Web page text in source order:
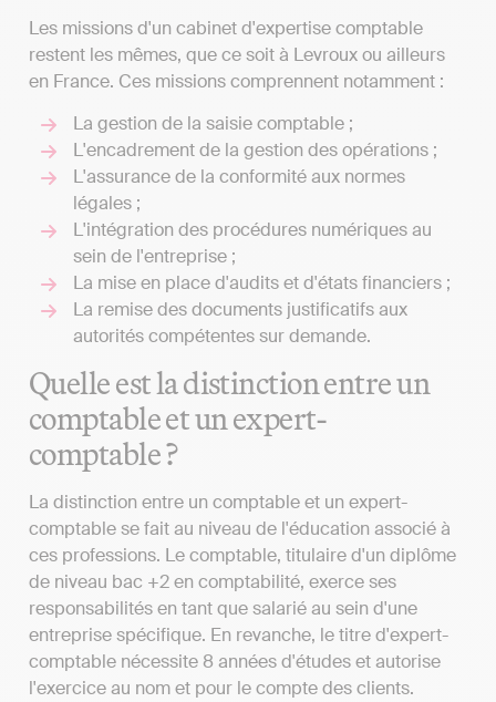
Les missions d'un cabinet d'expertise comptable
restent les mêmes, que ce soit à Levroux ou ailleurs
en France. Ces missions comprennent notamment :
La gestion de la saisie comptable ;
L'encadrement de la gestion des opérations ;
L'assurance de la conformité aux normes
légales ;
L'intégration des procédures numériques au
sein de l'entreprise ;
La mise en place d'audits et d'états financiers ;
La remise des documents justificatifs aux
autorités compétentes sur demande.
Quelle est la distinction entre un
comptable et un expert-
comptable ?
La distinction entre un comptable et un expert-
comptable se fait au niveau de l'éducation associé à
ces professions. Le comptable, titulaire d'un diplôme
de niveau bac +2 en comptabilité, exerce ses
responsabilités en tant que salarié au sein d'une
entreprise spécifique. En revanche, le titre d'expert-
comptable nécessite 8 années d'études et autorise
l'exercice au nom et pour le compte des clients.